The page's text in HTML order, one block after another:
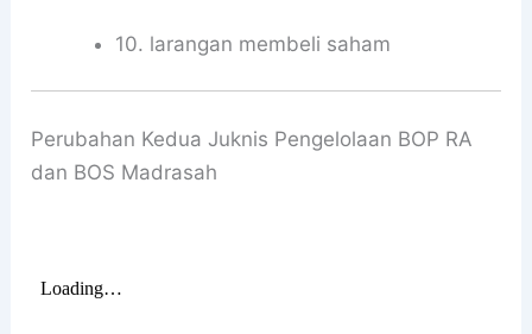
10. larangan membeli saham
Perubahan Kedua Juknis Pengelolaan BOP RA
dan BOS Madrasah